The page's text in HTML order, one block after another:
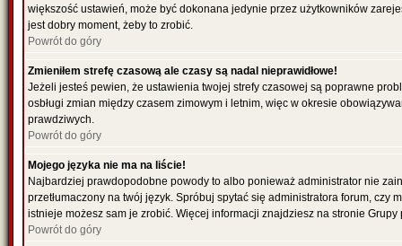
większość ustawień, może być dokonana jedynie przez użytkowników
jest dobry moment, żeby to zrobić.
Powrót do góry
Zmieniłem strefę czasową ale czasy są nadal nieprawidłowe!
Jeżeli jesteś pewien, że ustawienia twojej strefy czasowej są poprawne
osbługi zmian między czasem zimowym i letnim, więc w okresie
prawdziwych.
Powrót do góry
Mojego języka nie ma na liście!
Najbardziej prawdopodobne powody to albo ponieważ administrator nie
przetłumaczony na twój język. Spróbuj spytać się administratora forum, czy
istnieje możesz sam je zrobić. Więcej informacji znajdziesz na stronie
Powrót do góry